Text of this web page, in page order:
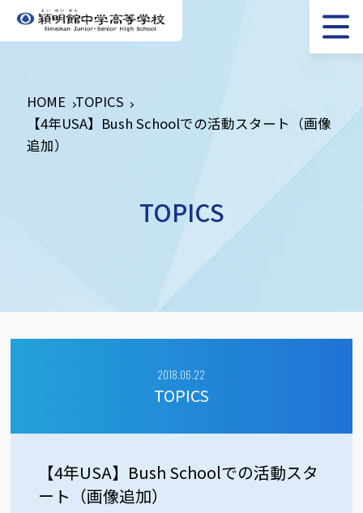
HOME TOPICS
【4年USA】Bush Schoolでの活動スタート（画像
追加）
TOPICS
2018.06.22
TOPICS
【4年USA】Bush Schoolでの活動スタ
ート（画像追加）